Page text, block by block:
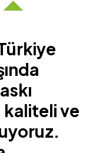
kaliteli ve